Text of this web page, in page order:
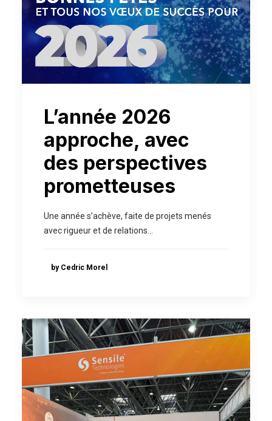
L’année 2026
approche, avec
des perspectives
prometteuses
Une année s’achève, faite de projets menés
avec rigueur et de relations…
by Cedric Morel